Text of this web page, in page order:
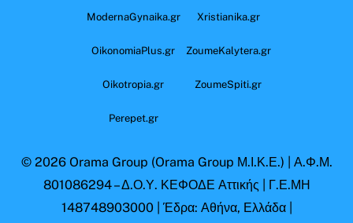
ModernaGynaika.gr Xristianika.gr
OikonomiaPlus.gr ZoumeKalytera.gr
Oikotropia.gr ZoumeSpiti.gr
Perepet.gr
© 2026 Orama Group (Orama Group Μ.Ι.Κ.Ε.) | Α.Φ.Μ.
801086294 – Δ.Ο.Υ. ΚΕΦΟΔΕ Αττικής | Γ.Ε.ΜΗ
148748903000 | Έδρα: Αθήνα, Ελλάδα |